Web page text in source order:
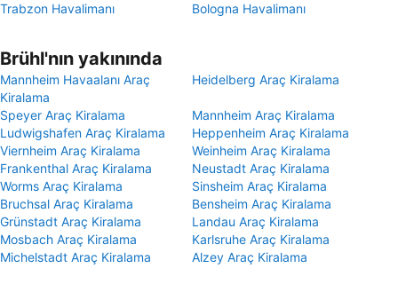
Trabzon Havalimanı
Bologna Havalimanı
Brühl'nın yakınında
Mannheim Havaalanı Araç
Kiralama
Heidelberg Araç Kiralama
Speyer Araç Kiralama
Mannheim Araç Kiralama
Ludwigshafen Araç Kiralama
Heppenheim Araç Kiralama
Viernheim Araç Kiralama
Weinheim Araç Kiralama
Frankenthal Araç Kiralama
Neustadt Araç Kiralama
Worms Araç Kiralama
Sinsheim Araç Kiralama
Bruchsal Araç Kiralama
Bensheim Araç Kiralama
Grünstadt Araç Kiralama
Landau Araç Kiralama
Mosbach Araç Kiralama
Karlsruhe Araç Kiralama
Michelstadt Araç Kiralama
Alzey Araç Kiralama